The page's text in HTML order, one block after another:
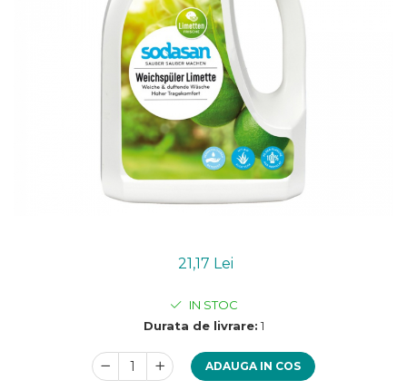
Mixuri bio si blaturi
Ciocolata, cacao si cafea
Cafea bio din cereale
Condimente si supe bio
Condimente bio
Dulceata si creme bio
Compoturi bio
Creme bio din nuci si alune
21,17 Lei
IN STOC
Durata de livrare: 1
ADAUGA IN COS